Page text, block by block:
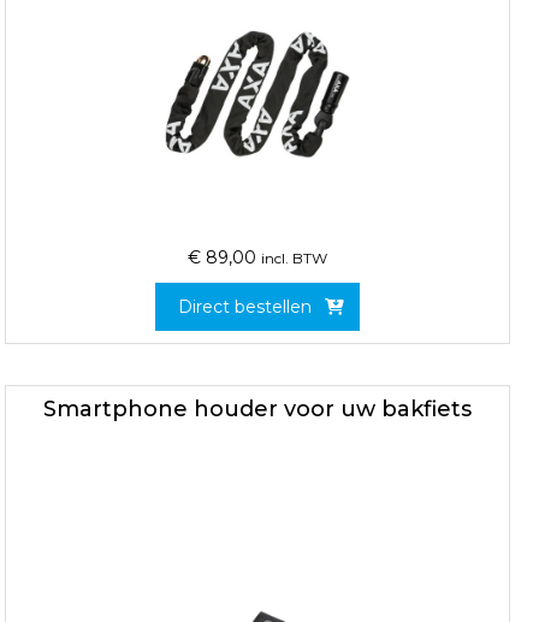
€ 89,00 incl. BTW
Direct bestellen
Smartphone houder voor uw bakfiets